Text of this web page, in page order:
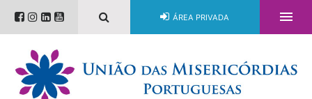
ÁREA PRIVADA 